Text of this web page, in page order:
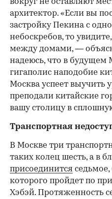
вокруг не оставляют
архитектор. «Если вы
застройку Пекина с
небоскребов, то
между домами, —
надеюсь, что в будущем
гигаполис наподобие
Москва успеет выучить
преподали китайские
вашу столицу в
Транспортная
В Москве три
таких колец шесть, а в
присоединится седьмое,
которого пройдет по
Хэбэй. Протяженность